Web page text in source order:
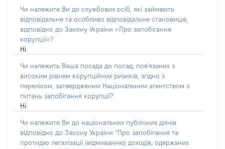
Чи належите Ви до службових осіб, які займають
відповідальне та особливо відповідальне становище,
відповідно до Закону України «Про запобігання
корупції»?
Ні
Чи належить Ваша посада до посад, пов'язаних з
високим рівнем корупційних ризиків, згідно з
переліком, затвердженим Національним агентством з
питань запобігання корупції?
Ні
Чи належите Ви до національних публічних діячів
відповідно до Закону України “Про запобігання та
протидію легалізації (відмиванню) доходів, одержаних